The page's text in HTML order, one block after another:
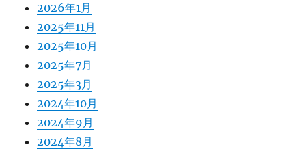
2026年1月
2025年11月
2025年10月
2025年7月
2025年3月
2024年10月
2024年9月
2024年8月